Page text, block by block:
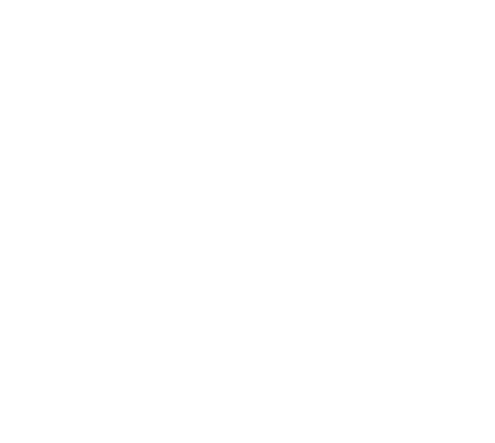
z brylantami i szafirem 0,027ct
złota z czarnymi brylantami 0,24ct
różowe złoto z brylantem 0,03ct